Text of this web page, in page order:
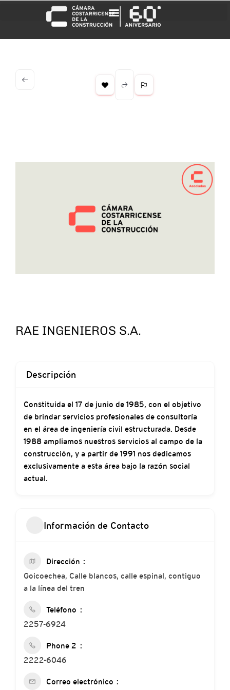
RAE INGENIEROS S.A.
Descripción
Constituida el 17 de junio de 1985, con el objetivo
de brindar servicios profesionales de consultoría
en el área de ingeniería civil estructurada. Desde
1988 ampliamos nuestros servicios al campo de la
construcción, y a partir de 1991 nos dedicamos
exclusivamente a esta área bajo la razón social
actual.
Información de Contacto
Dirección
Goicoechea, Calle blancos, calle espinal, contiguo
a la línea del tren
Teléfono
2257-6924
Phone 2
2222-6046
Correo electrónico